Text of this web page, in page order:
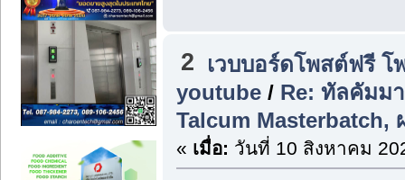
2
เวบบอร์ดโพสต์ฟรี โ
youtube/ Re: ทัลคัมม
Talcum
« เมื่อ: วันที่ 10 สิงหาคม